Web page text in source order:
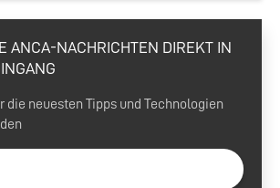
ANCA-NACHRICHTEN DIREKT IN
die neuesten Tipps und Technologien